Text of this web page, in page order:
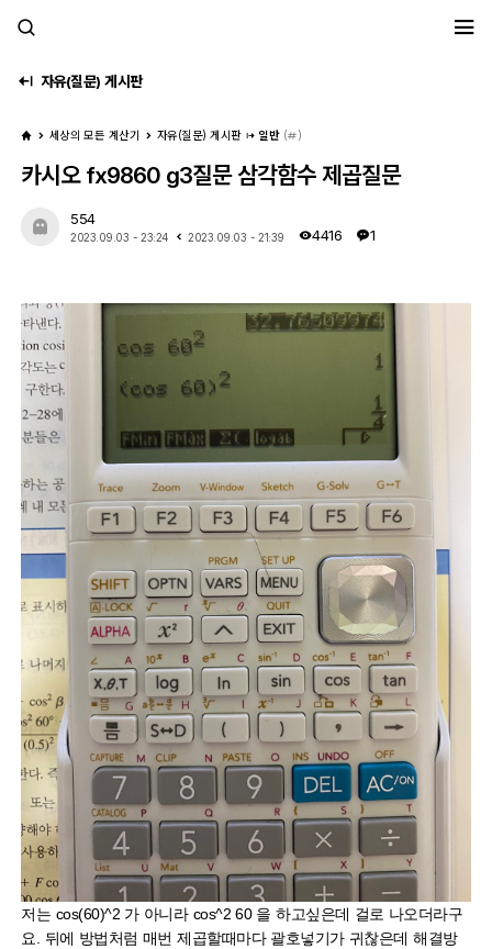
자유(질문) 게시판
세상의 모든 계산기 자유(질문) 게시판 일반 ( )
카시오 fx9860 g3질문 삼각함수 제곱질문
554
2023.09.03 - 23:24 2023.09.03 - 21:39 4416 1
저는 cos(60)^2 가 아니라 cos^2 60 을 하고싶은데 걸로 나오더라구
요. 뒤에 방법처럼 매번 제곱할때마다 괄호넣기가 귀찮은데 해결방